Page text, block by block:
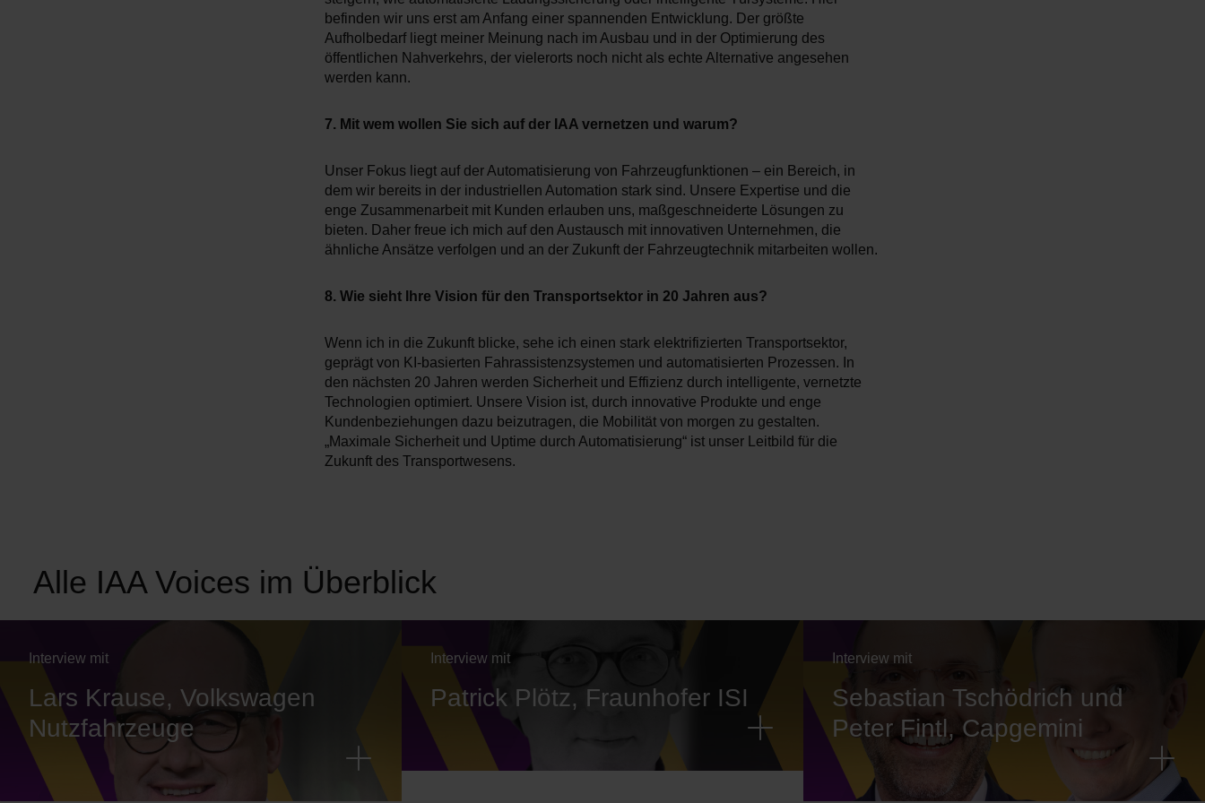
befinden wir uns erst am Anfang einer spannenden Entwicklung. Der größte
Aufholbedarf liegt meiner Meinung nach im Ausbau und in der Optimierung des
öffentlichen Nahverkehrs, der vielerorts noch nicht als echte Alternative angesehen
werden kann.
7. Mit wem wollen Sie sich auf der IAA vernetzen und warum?
Unser Fokus liegt auf der Automatisierung von Fahrzeugfunktionen – ein Bereich, in
dem wir bereits in der industriellen Automation stark sind. Unsere Expertise und die
enge Zusammenarbeit mit Kunden erlauben uns, maßgeschneiderte Lösungen zu
bieten. Daher freue ich mich auf den Austausch mit innovativen Unternehmen, die
ähnliche Ansätze verfolgen und an der Zukunft der Fahrzeugtechnik mitarbeiten wollen.
8. Wie sieht Ihre Vision für den Transportsektor in 20 Jahren aus?
Wenn ich in die Zukunft blicke, sehe ich einen stark elektrifizierten Transportsektor,
geprägt von KI-basierten Fahrassistenzsystemen und automatisierten Prozessen. In
den nächsten 20 Jahren werden Sicherheit und Effizienz durch intelligente, vernetzte
Technologien optimiert. Unsere Vision ist, durch innovative Produkte und enge
Kundenbeziehungen dazu beizutragen, die Mobilität von morgen zu gestalten.
„Maximale Sicherheit und Uptime durch Automatisierung“ ist unser Leitbild für die
Zukunft des Transportwesens.
Alle IAA Voices im Überblick
Interview mit
Lars Krause, Volkswagen
Nutzfahrzeuge
Interview mit
Patrick Plötz, Fraunhofer ISI
Interview mit
Sebastian Tschödrich und
Peter Fintl, Capgemini